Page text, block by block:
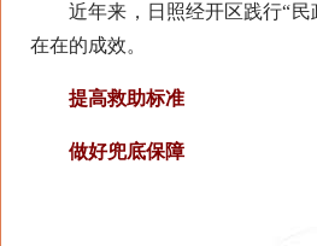
近年来，日照经开区践行“民
在在的成效。
提高救助标准
做好兜底保障